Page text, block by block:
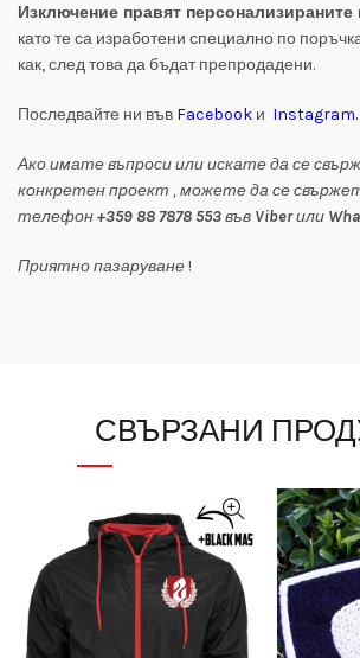
Изключение правят персонализираните
като те са изработени специално по
как, след това да бъдат препродадени.
Последвайте ни във Facebook и Instagram.
Ако имате въпроси или искате да се
конкретен проект , можете да се
телефон+359 88 7878 553във Viberили
Приятно пазаруване!
СВЪРЗАНИ